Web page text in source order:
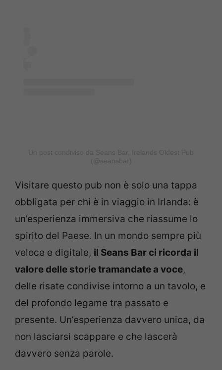
Visitare questo pub non è solo una tappa
obbligata per chi è in viaggio in Irlanda: è
un’esperienza immersiva che riassume lo
spirito del Paese. In un mondo sempre più
veloce e digitale, il Seans Bar ci ricorda il
valore delle storie tramandate a voce,
delle risate condivise intorno a un tavolo, e
del profondo legame tra passato e
presente. Un’esperienza davvero unica, da
non lasciarsi scappare e che lascerà
davvero senza parole.